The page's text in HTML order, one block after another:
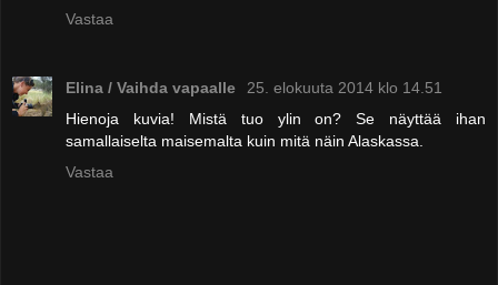
Vastaa
Elina / Vaihda vapaalle
25. elokuuta 2014 klo 14.51
Hienoja kuvia! Mistä tuo ylin on? Se näyttää ihan
samallaiselta maisemalta kuin mitä näin Alaskassa.
Vastaa